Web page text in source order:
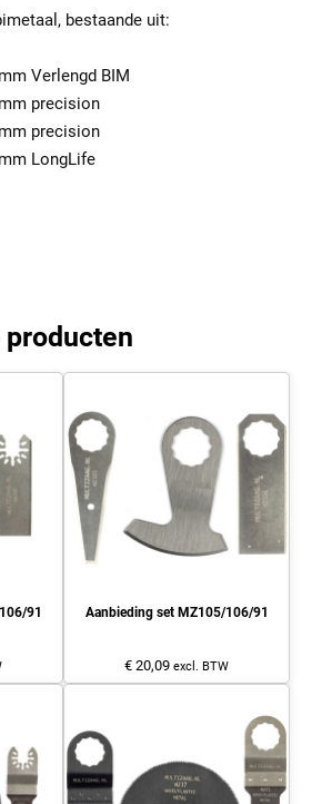
bestaande uit:
Verlengd BIM
precision
precision
LongLife
91 Aanbieding set MZ105/106/91
€ 20,09 excl. BTW